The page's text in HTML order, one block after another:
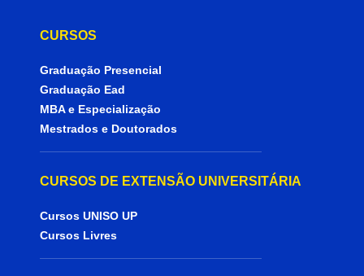
CURSOS
Graduação Presencial
Graduação Ead
MBA e Especialização
Mestrados e Doutorados
CURSOS DE EXTENSÃO UNIVERSITÁRIA
Cursos UNISO UP
Cursos Livres